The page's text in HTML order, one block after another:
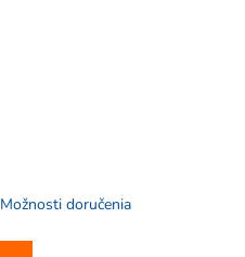
Možnosti doručenia